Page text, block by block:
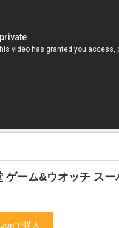
ゲーム&ウオッチ ス